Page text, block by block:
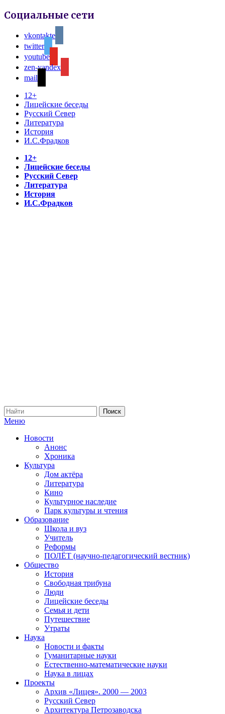
Социальные сети
vkontakte
twitter
youtube
zen-yandex
mail
12+
Лицейские беседы
Русский Север
Литература
История
И.С.Фрадков
12+
Лицейские беседы
Русский Север
Литература
История
И.С.Фрадков
Меню
Новости
Анонс
Хроника
Культура
Дом актёра
Литература
Кино
Культурное наследие
Парк культуры и чтения
Образование
Школа и вуз
Учитель
Реформы
ПОЛЁТ (научно-педагогический вестник)
Общество
История
Свободная трибуна
Люди
Лицейские беседы
Семья и дети
Путешествие
Утраты
Наука
Новости и факты
Гуманитарные науки
Естественно-математические науки
Наука в лицах
Проекты
Архив «Лицея». 2000 — 2003
Русский Север
Архитектура Петрозаводска